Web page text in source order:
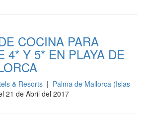
COCINA PARA
4* Y 5* EN PLAYA DE
& Resorts | Palma de Mallorca (Islas
21 de Abril del 2017